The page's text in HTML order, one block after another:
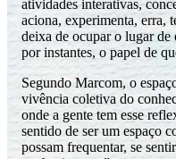
atividades interativas,
aciona, experimenta, erra,
deixa de ocupar o lugar de
por instantes, o papel de
Segundo Marcom, o
vivência coletiva do
onde a gente tem esse
sentido de ser um espaço
possam frequentar, se